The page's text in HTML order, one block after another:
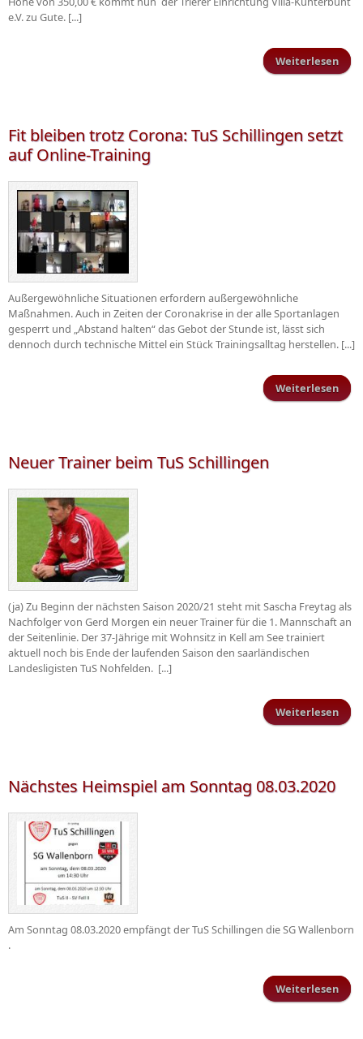
e.V. zu Gute. [...]
Weiterlesen
Fit bleiben trotz Corona: TuS Schillingen setzt
auf Online-Training
Außergewöhnliche Situationen erfordern außergewöhnliche
Maßnahmen. Auch in Zeiten der Coronakrise in der alle Sportanlagen
gesperrt und „Abstand halten“ das Gebot der Stunde ist, lässt sich
dennoch durch technische Mittel ein Stück Trainingsalltag herstellen. [...]
Weiterlesen
Neuer Trainer beim TuS Schillingen
(ja) Zu Beginn der nächsten Saison 2020/21 steht mit Sascha Freytag als
Nachfolger von Gerd Morgen ein neuer Trainer für die 1. Mannschaft an
der Seitenlinie. Der 37-Jährige mit Wohnsitz in Kell am See trainiert
aktuell noch bis Ende der laufenden Saison den saarländischen
Landesligisten TuS Nohfelden. [...]
Weiterlesen
Nächstes Heimspiel am Sonntag 08.03.2020
Am Sonntag 08.03.2020 empfängt der TuS Schillingen die SG Wallenborn
.
Weiterlesen